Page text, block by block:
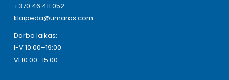
+370 46 411 052
klaipeda@umaras.com
Darbo laikas:
I-V 10:00–19:00
VI 10:00–15:00